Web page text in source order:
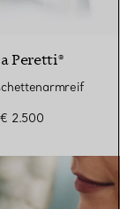
Peretti®
€ 2.500